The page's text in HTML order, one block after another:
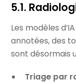
5.1.
Les modèles
annotées, des
sont désormais
Triage par